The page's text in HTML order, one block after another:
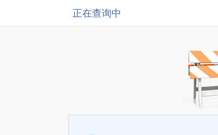
正在查询中